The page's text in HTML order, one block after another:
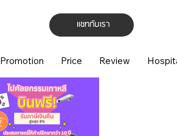
แชทกับเรา
Promotion Price Review